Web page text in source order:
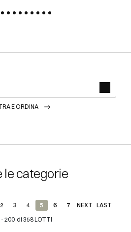
E ORDINA
le categorie
- 200 di 358 LOTTI
2 3 4 5 6 7 NEXT LAST